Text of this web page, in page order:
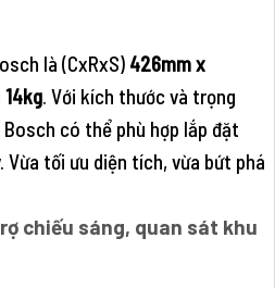
là (CxRxS) 426mm x
14kg. Với kích thước và trọng
có thể phù hợp lắp đặt
Vừa tối ưu diện tích, vừa bứt phá
chiếu sáng, quan sát khu